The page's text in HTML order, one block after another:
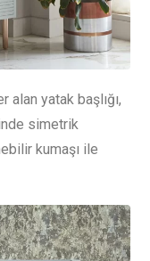
alan yatak başlığı,
simetrik
kumaşı ile